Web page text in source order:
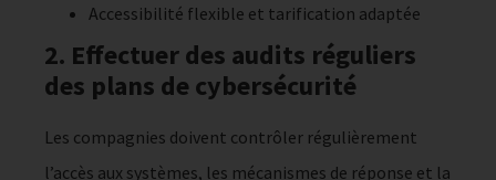
Accessibilité flexible et tarification adaptée
2. Effectuer des audits réguliers
des plans de cybersécurité
Les compagnies doivent contrôler régulièrement
l’accès aux systèmes, les mécanismes de réponse et la